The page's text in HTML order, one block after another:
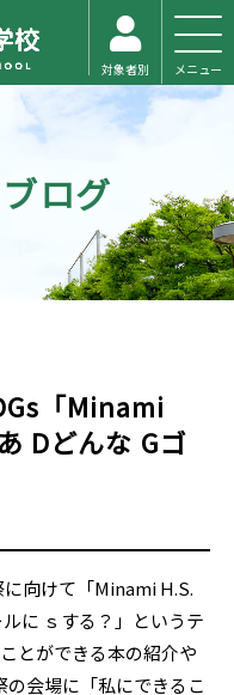
対象者別 メニュー
ログ
「Minami
Dどんな Gゴ
向けて「Minami H.S.
に ｓする？」というテ
とができる本の紹介や
会場に「私にできるこ